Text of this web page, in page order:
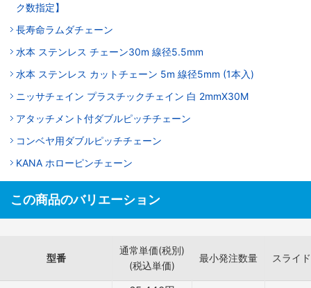
ク数指定】
長寿命ラムダチェーン
水本 ステンレス チェーン30m 線径5.5mm
水本 ステンレス カットチェーン 5m 線径5mm (1本入)
ニッサチェイン プラスチックチェイン 白 2mmX30M
アタッチメント付ダブルピッチチェーン
コンベヤ用ダブルピッチチェーン
KANA ホローピンチェーン
この商品のバリエーション
型番
通常単価(税別)
(税込単価)
最小発注数量 スライ